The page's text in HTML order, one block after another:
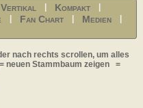
Vertikal Kompakt
Fan Chart Medien
nach rechts scrollen, um alles
=